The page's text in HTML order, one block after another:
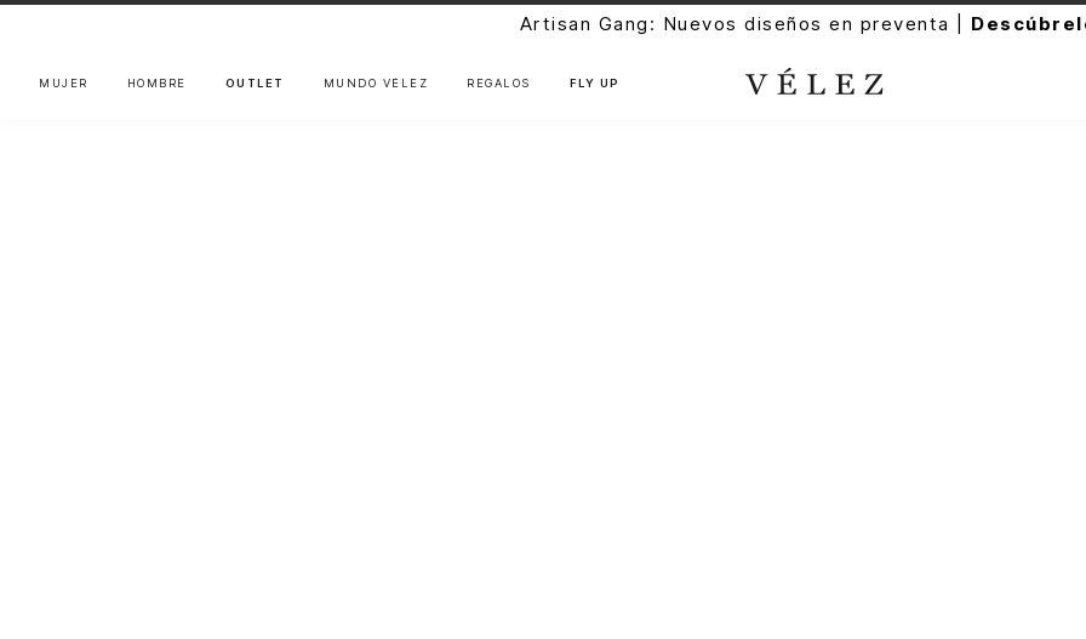
Artisan Gang: Nuevos diseños en preventa |
MUJER HOMBRE OUTLET MUNDO VÉLEZ REGALOS FLY UP